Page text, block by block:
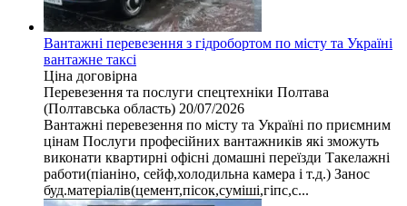
Вантажні перевезення з гідробортом по місту та Україні
вантажне таксі
Ціна договірна
Перевезення та послуги спецтехніки Полтава
(Полтавська область) 20/07/2026
Вантажні перевезення по місту та Україні по приємним
цінам Послуги професійних вантажників які зможуть
виконати квартирні офісні домашні переїзди Такелажні
работи(піаніно, сейф,холодильна камера і т.д.) Занос
буд.матеріалів(цемент,пісок,суміші,гіпс,с...